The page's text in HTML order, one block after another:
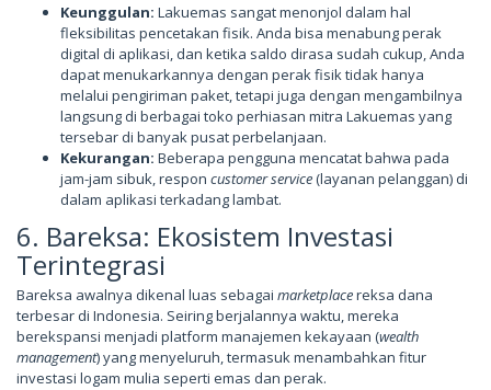
Keunggulan: Lakuemas sangat menonjol dalam hal
fleksibilitas pencetakan fisik. Anda bisa menabung perak
digital di aplikasi, dan ketika saldo dirasa sudah cukup, Anda
dapat menukarkannya dengan perak fisik tidak hanya
melalui pengiriman paket, tetapi juga dengan mengambilnya
langsung di berbagai toko perhiasan mitra Lakuemas yang
tersebar di banyak pusat perbelanjaan.
Kekurangan: Beberapa pengguna mencatat bahwa pada
jam-jam sibuk, respon customer service(layanan pelanggan) di
dalam aplikasi terkadang lambat.
6. Bareksa: Ekosistem Investasi
Terintegrasi
Bareksa awalnya dikenal luas sebagai marketplacereksa dana
terbesar di Indonesia. Seiring berjalannya waktu, mereka
berekspansi menjadi platform manajemen kekayaan (wealth
management) yang menyeluruh, termasuk menambahkan fitur
investasi logam mulia seperti emas dan perak.